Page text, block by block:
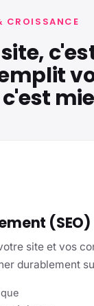
CROISSANCE
(SEO)
site et vos
durablement